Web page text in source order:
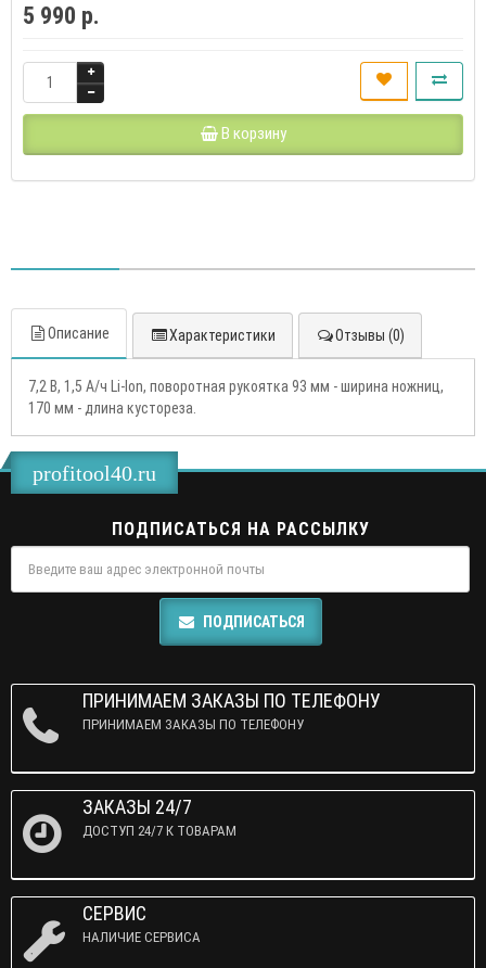
5 990 р.
В корзину
Описание Характеристики Отзывы (0)
7,2 В, 1,5 А/ч Li-Ion, поворотная рукоятка 93 мм - ширина ножниц,
170 мм - длина кустореза.
profitool40.ru
ПОДПИСАТЬСЯ НА РАССЫЛКУ
ПОДПИСАТЬСЯ
ПРИНИМАЕМ ЗАКАЗЫ ПО ТЕЛЕФОНУ
ПРИНИМАЕМ ЗАКАЗЫ ПО ТЕЛЕФОНУ
ЗАКАЗЫ 24/7
ДОСТУП 24/7 К ТОВАРАМ
СЕРВИС
НАЛИЧИЕ СЕРВИСА